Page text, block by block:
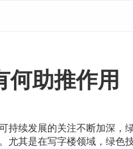
何助推作用
持续发展的关注不断加深，
尤其是在写字楼领域，绿色